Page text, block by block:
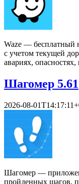
Waze — бесплатный
с учетом текущей
авариях,
Шагомер 5.61
2026-08-
Шагомер —
пройденных шагов,